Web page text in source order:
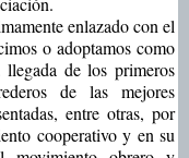
enlazado con el
o adoptamos como
de los primeros
de las mejores
entre otras, por
cooperativo y en su